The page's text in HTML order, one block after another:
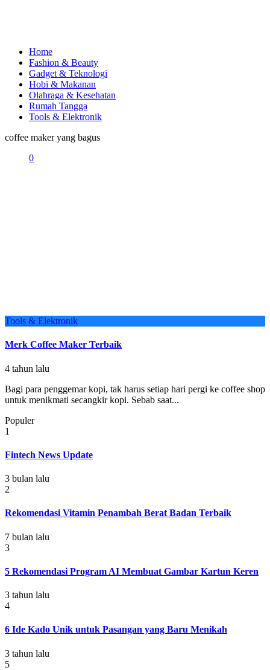
Home
Fashion & Beauty
Gadget & Teknologi
Hobi & Makanan
Olahraga & Kesehatan
Rumah Tangga
Tools & Elektronik
coffee maker yang bagus
0
Tools & Elektronik
Merk Coffee Maker Terbaik
4 tahun lalu
Bagi para penggemar kopi, tak harus setiap hari pergi ke coffee shop
untuk menikmati secangkir kopi. Sebab saat...
Populer
1
Fintech News Update
3 bulan lalu
2
Rekomendasi Vitamin Penambah Berat Badan Terbaik
7 bulan lalu
3
5 Rekomendasi Program AI Membuat Gambar Kartun Keren
3 tahun lalu
4
6 Ide Kado Unik untuk Pasangan yang Baru Menikah
3 tahun lalu
5